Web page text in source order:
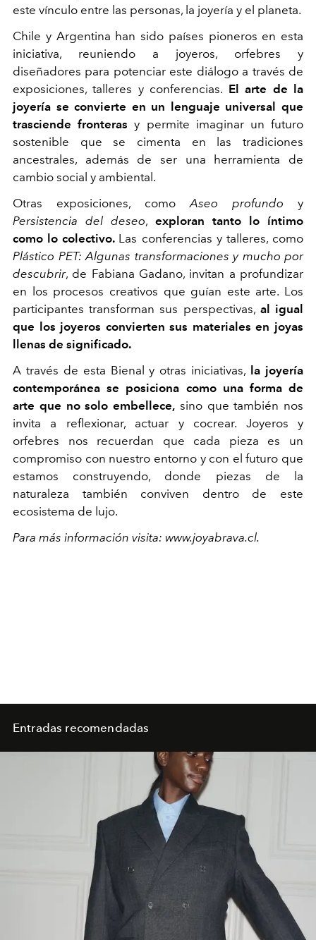
este vínculo entre las personas, la joyería y el planeta.
Chile y Argentina han sido países pioneros en esta
iniciativa, reuniendo a joyeros, orfebres y
diseñadores para potenciar este diálogo a través de
exposiciones, talleres y conferencias. El arte de la
joyería se convierte en un lenguaje universal que
trasciende fronteras y permite imaginar un futuro
sostenible que se cimenta en las tradiciones
ancestrales, además de ser una herramienta de
cambio social y ambiental.
Otras exposiciones, como Aseo profundo y
Persistencia del deseo, exploran tanto lo íntimo
como lo colectivo. Las conferencias y talleres, como
Plástico PET: Algunas transformaciones y mucho por
descubrir, de Fabiana Gadano, invitan a profundizar
en los procesos creativos que guían este arte. Los
participantes transforman sus perspectivas, al igual
que los joyeros convierten sus materiales en joyas
llenas de significado.
A través de esta Bienal y otras iniciativas, la joyería
contemporánea se posiciona como una forma de
arte que no solo embellece, sino que también nos
invita a reflexionar, actuar y cocrear. Joyeros y
orfebres nos recuerdan que cada pieza es un
compromiso con nuestro entorno y con el futuro que
estamos construyendo, donde piezas de la
naturaleza también conviven dentro de este
ecosistema de lujo.
Para más información visita: www.joyabrava.cl.
Entradas recomendadas